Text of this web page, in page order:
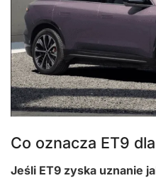
Co oznacza ET9
Jeśli ET9 zyska uznanie